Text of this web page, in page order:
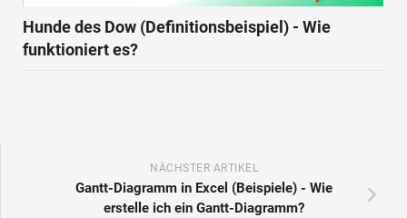
Hunde des Dow (Definitionsbeispiel) - Wie
funktioniert es?
NÄCHSTER ARTIKEL
Gantt-Diagramm in Excel (Beispiele) - Wie
erstelle ich ein Gantt-Diagramm?